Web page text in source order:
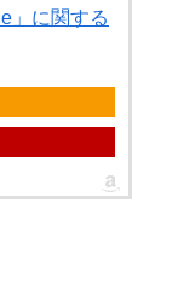
」に関する